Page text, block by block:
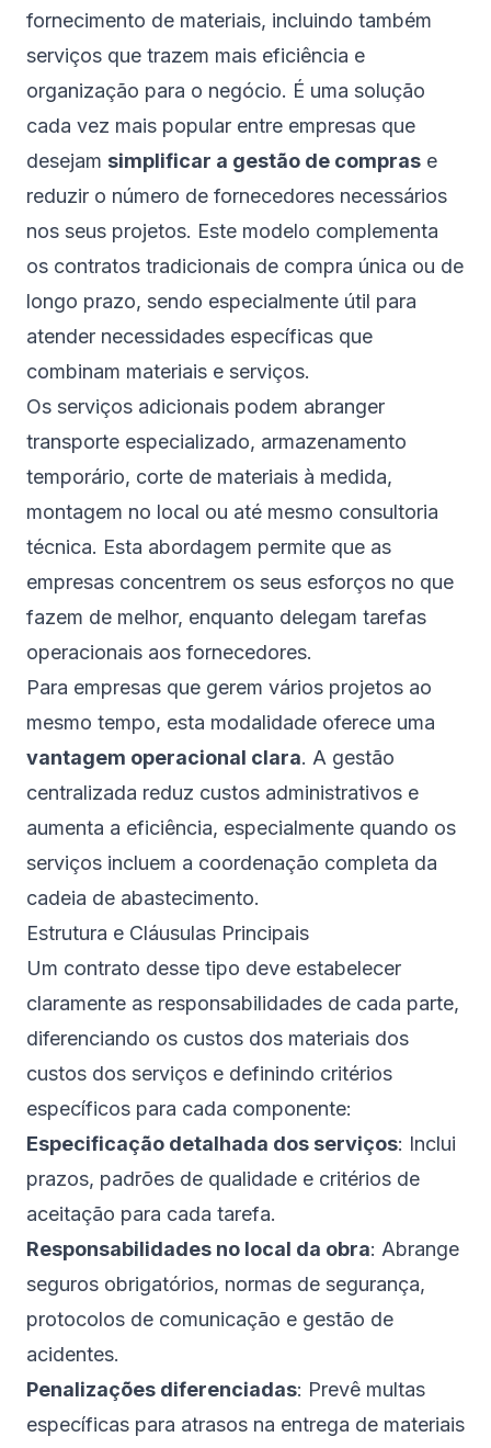
fornecimento de materiais, incluindo também
serviços que trazem mais eficiência e
organização para o negócio. É uma solução
cada vez mais popular entre empresas que
desejam simplificar a gestão de compras e
reduzir o número de fornecedores necessários
nos seus projetos. Este modelo complementa
os contratos tradicionais de compra única ou de
longo prazo, sendo especialmente útil para
atender necessidades específicas que
combinam materiais e serviços.
Os serviços adicionais podem abranger
transporte especializado, armazenamento
temporário, corte de materiais à medida,
montagem no local ou até mesmo consultoria
técnica. Esta abordagem permite que as
empresas concentrem os seus esforços no que
fazem de melhor, enquanto delegam tarefas
operacionais aos fornecedores.
Para empresas que gerem vários projetos ao
mesmo tempo, esta modalidade oferece uma
vantagem operacional clara. A gestão
centralizada reduz custos administrativos e
aumenta a eficiência, especialmente quando os
serviços incluem a coordenação completa da
cadeia de abastecimento.
Estrutura e Cláusulas Principais
Um contrato desse tipo deve estabelecer
claramente as responsabilidades de cada parte,
diferenciando os custos dos materiais dos
custos dos serviços e definindo critérios
específicos para cada componente:
Especificação detalhada dos serviços: Inclui
prazos, padrões de qualidade e critérios de
aceitação para cada tarefa.
Responsabilidades no local da obra: Abrange
seguros obrigatórios, normas de segurança,
protocolos de comunicação e gestão de
acidentes.
Penalizações diferenciadas: Prevê multas
específicas para atrasos na entrega de materiais